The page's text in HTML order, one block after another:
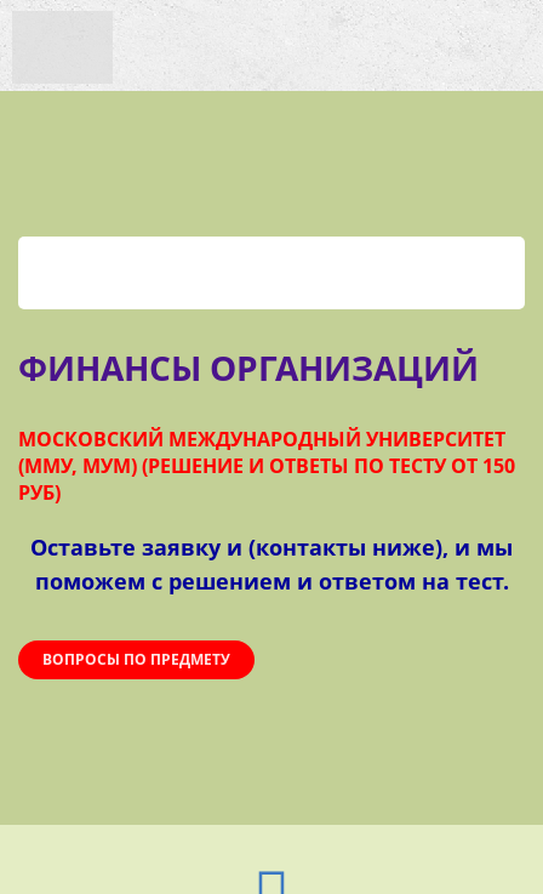
ФИНАНСЫ ОРГАНИЗАЦИЙ
МОСКОВСКИЙ МЕЖДУНАРОДНЫЙ УНИВЕРСИТЕТ
(ММУ, МУМ) (РЕШЕНИЕ И ОТВЕТЫ ПО ТЕСТУ ОТ 150
РУБ)
Оставьте заявку и (контакты ниже), и мы
поможем с решением и ответом на тест.
ВОПРОСЫ ПО ПРЕДМЕТУ